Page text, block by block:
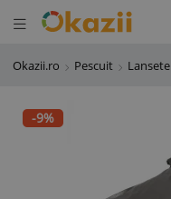
Deschide meniul
meniul
Okazii.ro Pescuit Lansete
-9%